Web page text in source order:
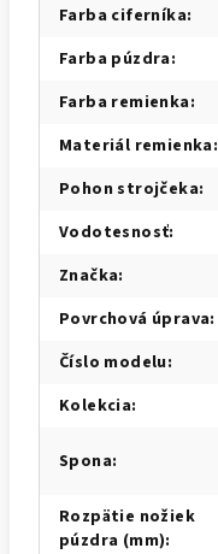
Farba ciferníka:
Farba púzdra:
Farba remienka:
Materiál remienka:
Pohon strojčeka:
Vodotesnosť:
Značka:
Povrchová úprava:
Číslo modelu:
Kolekcia:
Spona:
Rozpätie nožiek
púzdra (mm):